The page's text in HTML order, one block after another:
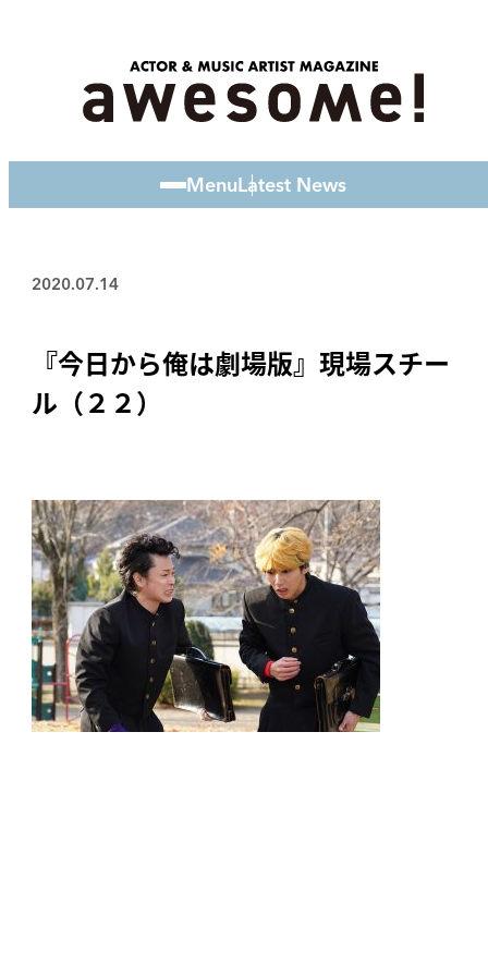
MenuLatest News
2020.07.14
『今日から俺は劇場版』現場スチー
ル（２２）